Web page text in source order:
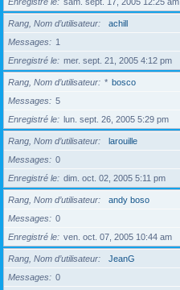
Rang, Nom d’utilisateur
achill
Messages
1
Enregistré le
mer. sept. 21, 2005 4:12 pm
Rang, Nom d’utilisateur * bosco
Messages
5
Enregistré le
lun. sept. 26, 2005 5:29 pm
Rang, Nom d’utilisateur
larouille
Messages
0
Enregistré le
dim. oct. 02, 2005 5:11 pm
Rang, Nom d’utilisateur
andy boso
Messages
0
Enregistré le
ven. oct. 07, 2005 10:44 am
Rang, Nom d’utilisateur
JeanG
Messages
0